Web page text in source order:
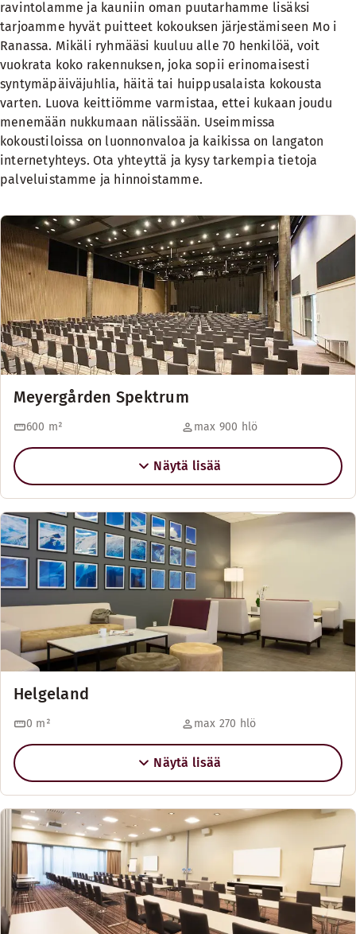
ravintolamme ja kauniin oman puutarhamme lisäksi
tarjoamme hyvät puitteet kokouksen järjestämiseen Mo i
Ranassa. Mikäli ryhmääsi kuuluu alle 70 henkilöä, voit
vuokrata koko rakennuksen, joka sopii erinomaisesti
syntymäpäiväjuhlia, häitä tai huippusalaista kokousta
varten. Luova keittiömme varmistaa, ettei kukaan joudu
menemään nukkumaan nälissään. Useimmissa
kokoustiloissa on luonnonvaloa ja kaikissa on langaton
internetyhteys. Ota yhteyttä ja kysy tarkempia tietoja
palveluistamme ja hinnoistamme.
Meyergården Spektrum
600 m² max 900 hlö
Näytä lisää
Helgeland
0 m² max 270 hlö
Näytä lisää